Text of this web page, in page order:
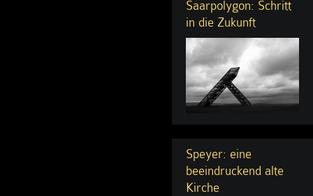
Saarpolygon: Schritt
in die Zukunft
Speyer: eine
beeindruckend alte
Kirche